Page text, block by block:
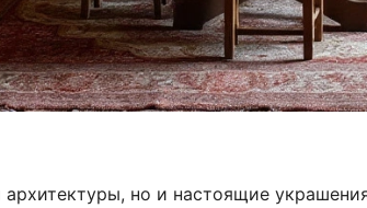
но и настоящие